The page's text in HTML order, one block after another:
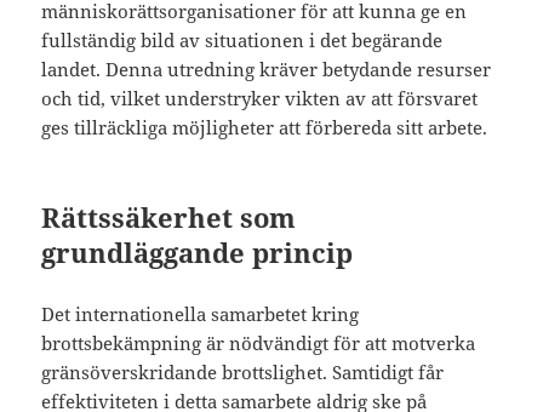
människorättsorganisationer för att kunna ge en
fullständig bild av situationen i det begärande
landet. Denna utredning kräver betydande resurser
och tid, vilket understryker vikten av att försvaret
ges tillräckliga möjligheter att förbereda sitt arbete.
Rättssäkerhet som
grundläggande princip
Det internationella samarbetet kring
brottsbekämpning är nödvändigt för att motverka
gränsöverskridande brottslighet. Samtidigt får
effektiviteten i detta samarbete aldrig ske på